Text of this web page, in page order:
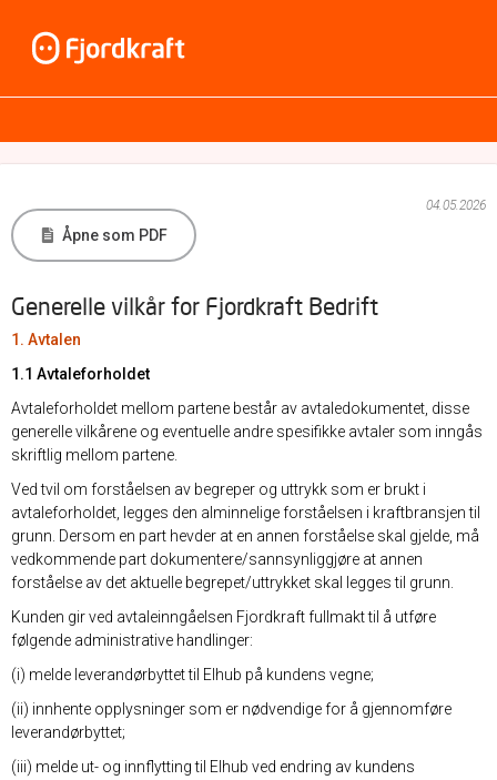
Åpne som PDF
04.05.2026
Generelle vilkår for Fjordkraft Bedrift
1. Avtalen
1.1 Avtaleforholdet
Avtaleforholdet mellom partene består av avtaledokumentet, disse
generelle vilkårene og eventuelle andre spesifikke avtaler som inngås
skriftlig mellom partene.
Ved tvil om forståelsen av begreper og uttrykk som er brukt i
avtaleforholdet, legges den alminnelige forståelsen i kraftbransjen til
grunn. Dersom en part hevder at en annen forståelse skal gjelde, må
vedkommende part dokumentere/sannsynliggjøre at annen
forståelse av det aktuelle begrepet/uttrykket skal legges til grunn.
Kunden gir ved avtaleinngåelsen Fjordkraft fullmakt til å utføre
følgende administrative handlinger:
(i) melde leverandørbyttet til Elhub på kundens vegne;
(ii) innhente opplysninger som er nødvendige for å gjennomføre
leverandørbyttet;
(iii) melde ut- og innflytting til Elhub ved endring av kundens